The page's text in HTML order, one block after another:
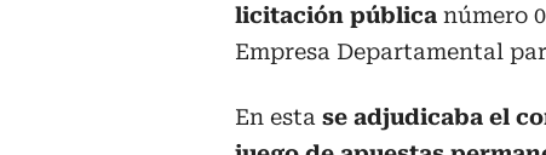
licitación pública número
Empresa Departamental
En esta se adjudicaba el